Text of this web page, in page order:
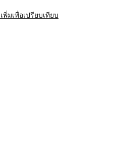
เพิ่มเพื่อเปรียบเทียบ